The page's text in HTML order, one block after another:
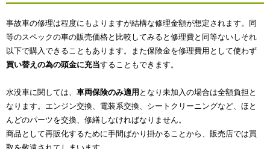
事故車の修理は程度にもよりますが結構な修理金額が想定されます。同
等のスペックの車の販売価格と比較してみると修理費と同等ないしそれ
以下で購入できることもあります。また保険金を修理費用として使わず
買い替えの為の頭金に充当することもできます。
水没車に関しては、 車両保険のみ適用 となり未加入の場合は全額負担と
なります。エンジン交換、電装系交換、シートクリーニングなど、ほと
んどのパーツを交換、修繕しなければなりません。
商品として再販化するために手間ばかり掛かることから、販売店では買
取を敬遠されてしまいます。